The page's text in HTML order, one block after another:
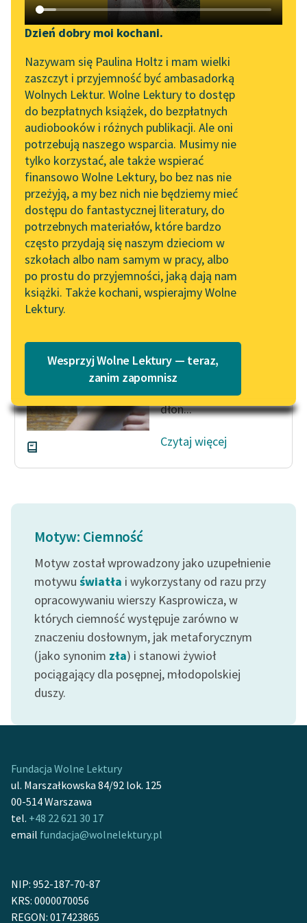
Katalog DAISY
Podkasty o książkach
Zgłoś brak utworu
Aktualności
„Prokurator Alicja Horn”
do słuchania
Byliśmy częścią AI Impact
Lab
Zapraszamy na spotkanie
online z tłumaczkami
literatury skandynawskiej
Spotkanie z Katarzyną
Tunkiel w Oslo
102. lata temu zmarł
Joseph Conrad
Lektury szkolne i klasyka
literatury do słuchania dla
uczennic i uczniów z
niepełnosprawnościami
E-kolekcja lektur
szkolnych i literatury do
uczniów z
Feministyczne inspiracje.
Popularyzacja
skandynawskiej literatury
feministycznej
Ręce pełne poezji
Kolekcje edukacyjne
twórców przechodzących
do domeny publicznej,
lektur szkolnych oraz
Szkoła Poezji Wolnych
Lektur
Narzędzia
Mapa Wolnych Lektur
Leśmianator
Przewodnik dla piszących i
czytających
API
OAI-PMH
Widget Wolnych Lektur
Przypisy
Katalog w formacie PDF
O nas
Zespół
Dzień dobry moi kochani.
Nazywam się Paulina Holtz i mam wielki
zaszczyt i przyjemność być ambasadorką
Wolnych Lektur. Wolne Lektury to dostęp
do bezpłatnych książek, do bezpłatnych
audiobooków i różnych publikacji. Ale oni
potrzebują naszego wsparcia. Musimy nie
tylko korzystać, ale także wspierać
finansowo Wolne Lektury, bo bez nas nie
przeżyją, a my bez nich nie będziemy mieć
dostępu do fantastycznej literatury, do
potrzebnych materiałów, które bardzo
często przydają się naszym dzieciom w
szkołach albo nam samym w pracy, albo
po prostu do przyjemności, jaką dają nam
książki. Także kochani, wspierajmy Wolne
Lektury.
Wesprzyj Wolne Lektury — teraz,
zanim zapomnisz
Bolesław Leśmian
Wiedzą ciała, do kogo
należą,
Gdy po ciemku obok
siebie leżą!
Warga — wardze, a
dłoń...
Czytaj więcej
Bolesław Leśmian
Pociemku
Gdy po ciemku obok
siebie leżą!
Warga — wardze, a
dłoń...
Czytaj więcej
Motyw: Ciemność
Motyw został wprowadzony jako uzupełnienie
motywu światła i wykorzystany od razu przy
opracowywaniu wierszy Kasprowicza, w
których ciemność występuje zarówno w
znaczeniu dosłownym, jak metaforycznym
(jako synonim zła) i stanowi żywioł
pociągający dla posępnej, młodopolskiej
duszy.
Fundacja Wolne Lektury
ul. Marszałkowska 84/92 lok. 125
00-514 Warszawa
tel. +48 22 621 30 17
email fundacja@wolnelektury.pl
NIP: 952-187-70-87
KRS: 0000070056
REGON: 017423865